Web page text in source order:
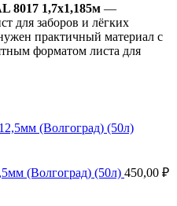
8017 1,7х1,185м —
для заборов и лёгких
практичный материал с
форматом листа для
(Волгоград) (50л) 450,00 ₽